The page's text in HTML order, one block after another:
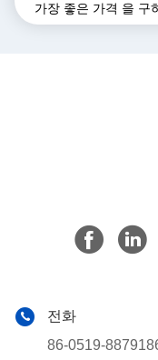
수 드라이브
가장 좋은 가격 을 구
전화
86-0519-